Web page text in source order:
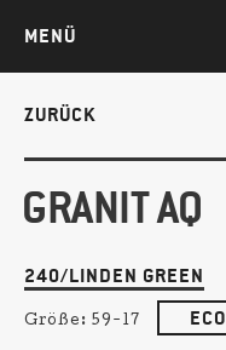
MENÜ
ZURÜCK
GRANIT AQ
240/LINDEN GREEN
Größe: 59-17 ECO